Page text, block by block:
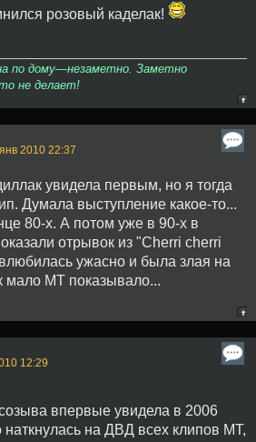
розовый каделак!
по дому—незаметно. Заметно
не делает!
2010 22:37
увидела первым, но я тогда
Думала выступление какое-то...
80-х. А потом уже в 90-х в
отрывок из "Cherri cherri
ужасно и была злая на
мало МТ показывало...
12:29
впервые увидела в 2006
наткнулась на ДВД всех клипов МТ,